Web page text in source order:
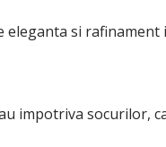
eleganta si
impotriva